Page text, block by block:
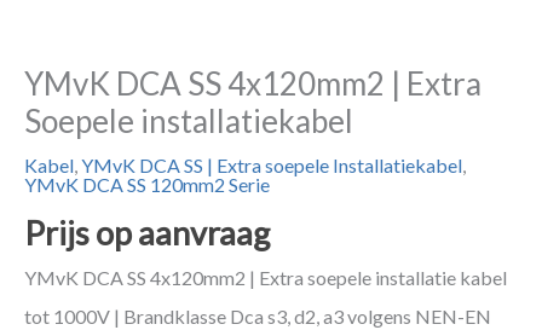
YMvK DCA SS 4x120mm2 | Extra
Soepele installatiekabel
Kabel,YMvK DCA SS | Extra soepele Installatiekabel,
YMvK DCA SS 120mm2 Serie
Prijs op aanvraag
YMvK DCA SS 4x120mm2 | Extra soepele installatie kabel
tot 1000V | Brandklasse Dca s3, d2, a3 volgens NEN-EN